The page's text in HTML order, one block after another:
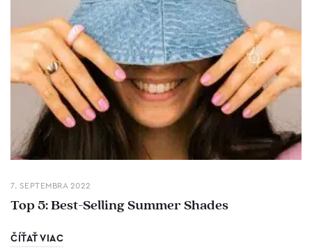
7. SEPTEMBRA 2022
Top 5: Best-Selling Summer Shades
ČÍŤAŤ VIAC